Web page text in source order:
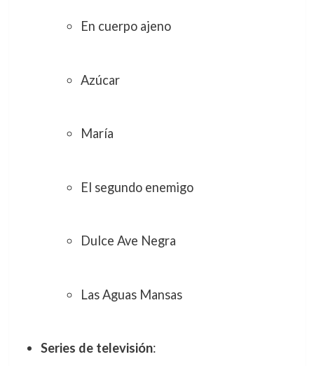
En cuerpo ajeno
Azúcar
María
El segundo enemigo
Dulce Ave Negra
Las Aguas Mansas
Series de televisión: